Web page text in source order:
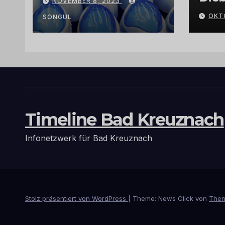
Arganöl,
Kaktusfeigenkernöl
und
vertrauenswürdige
SONGUL
Timeline Bad Kreuznach
Infonetzwerk für Bad Kreuznach
Stolz präsentiert von WordPress Theme: News Click von